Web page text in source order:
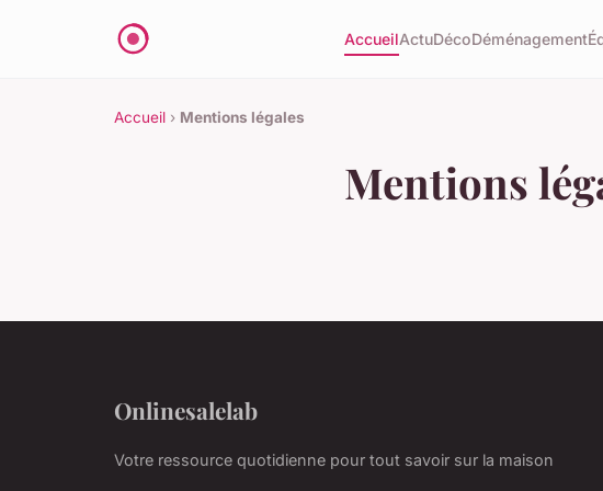
AccueilActuDécoDéménagement
Accueil › Mentions légales
Mentions
Onlinesalelab
Votre ressource quotidienne pour tout savoir sur la maison